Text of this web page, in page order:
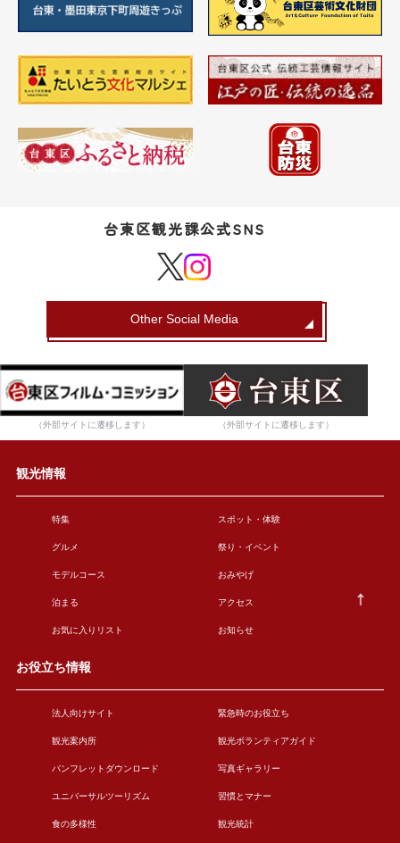
台東区観光課公式SNS
Other Social Media
（外部サイトに遷移します） （外部サイトに遷移します）
観光情報
特集 スポット・体験
グルメ 祭り・イベント
モデルコース おみやげ
泊まる アクセス
お気に入りリスト お知らせ
お役立ち情報
法人向けサイト 緊急時のお役立ち
観光案内所 観光ボランティアガイド
パンフレットダウンロード 写真ギャラリー
ユニバーサルツーリズム 習慣とマナー
食の多様性 観光統計